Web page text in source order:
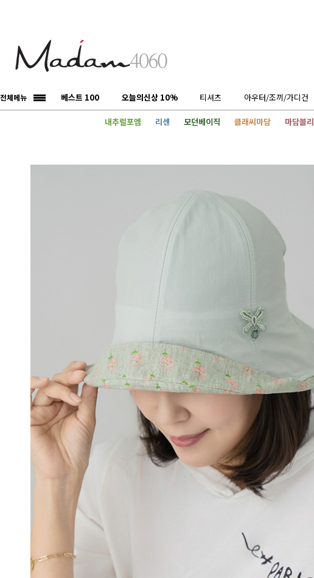
전체메뉴 베스트 100 오늘의신상 10% 티셔츠 아우터/조끼/가디건
내추럴포엠 리센 모던베이직 클래씨마담 마담블리